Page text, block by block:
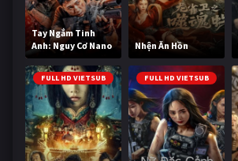
Tay Ngắm Tinh
Anh: Nguy Cơ Nano
Nhện Ăn Hồn
FULL HD VIETSUB FULL HD VIETSUB